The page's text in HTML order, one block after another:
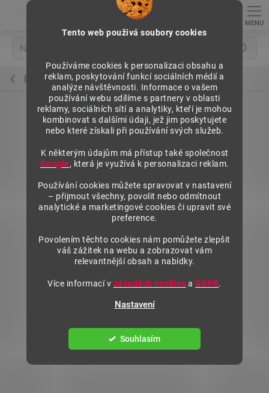
Tento web použivá soubory cookies
Používáme cookies k personalizaci obsahu a
reklam, poskytování funkcí sociálních médií a
analýze návštěvnosti. Informace o vašem
používání webu sdílíme s partnery v oblasti
reklamy, sociálních sítí a analytiky, kteří je mohou
kombinovat s dalšími údaji, jež jim poskytujete
nebo které získali při používání svých služeb.
K některým údajům má přístup také společnost
Google, která je využívá k personalizaci reklam.
Používání cookies můžete spravovat v nastavení
– přijmout všechny, povolit nebo odmítnout
analytické a marketingové cookies či upravit své
preference.
Povolením těchto cookies nám pomůžete zlepšit
váš zážitek na webu a zobrazovat vám
relevantnější obsah a nabídky.
Více informací v zásadách cookies aGDPR.
Nastavení
Souhlasím
Hledat
Bočnice polic nízké